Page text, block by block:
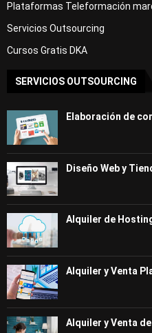
Plataformas Teleformación
Servicios Outsourcing
Cursos Gratis DKA
SERVICIOS OUTSOURCING
Elaboración de
Diseño Web y
Alquiler de
Alquiler y Venta
Alquiler y Venta